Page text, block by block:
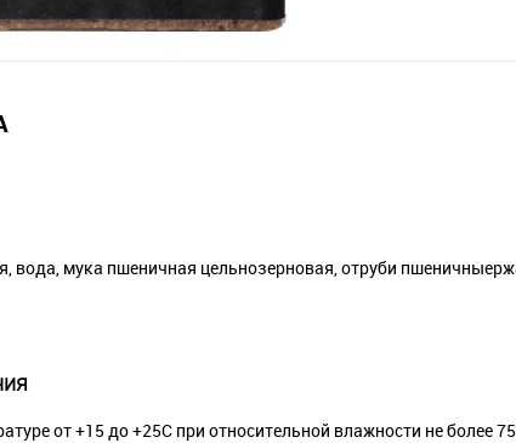
вода, мука пшеничная цельнозерновая, отруби
от +15 до +25С при относительной влажности не более